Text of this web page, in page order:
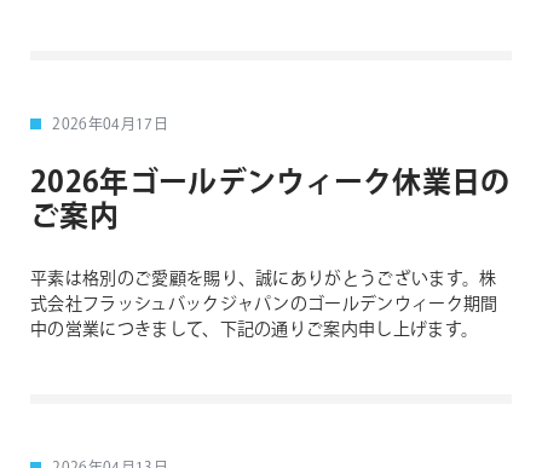
2026年04月17日
2026年ゴールデンウィーク休業日の
ご案内
平素は格別のご愛顧を賜り、誠にありがとうございます。株
式会社フラッシュバックジャパンのゴールデンウィーク期間
中の営業につきまして、下記の通りご案内申し上げます。